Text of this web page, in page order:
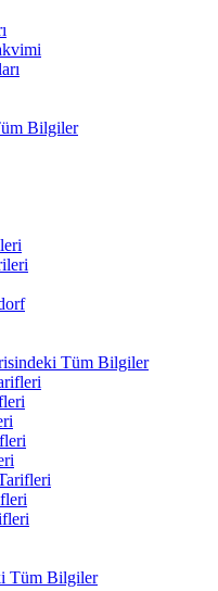
Bilgiler
Tüm Bilgiler
Tüm Bilgiler